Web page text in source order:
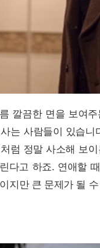
깔끔한 면을 보여
는 사람들이 있습니
럼 정말 사소해 보
다고 하죠. 연애할
지만 큰 문제가 될